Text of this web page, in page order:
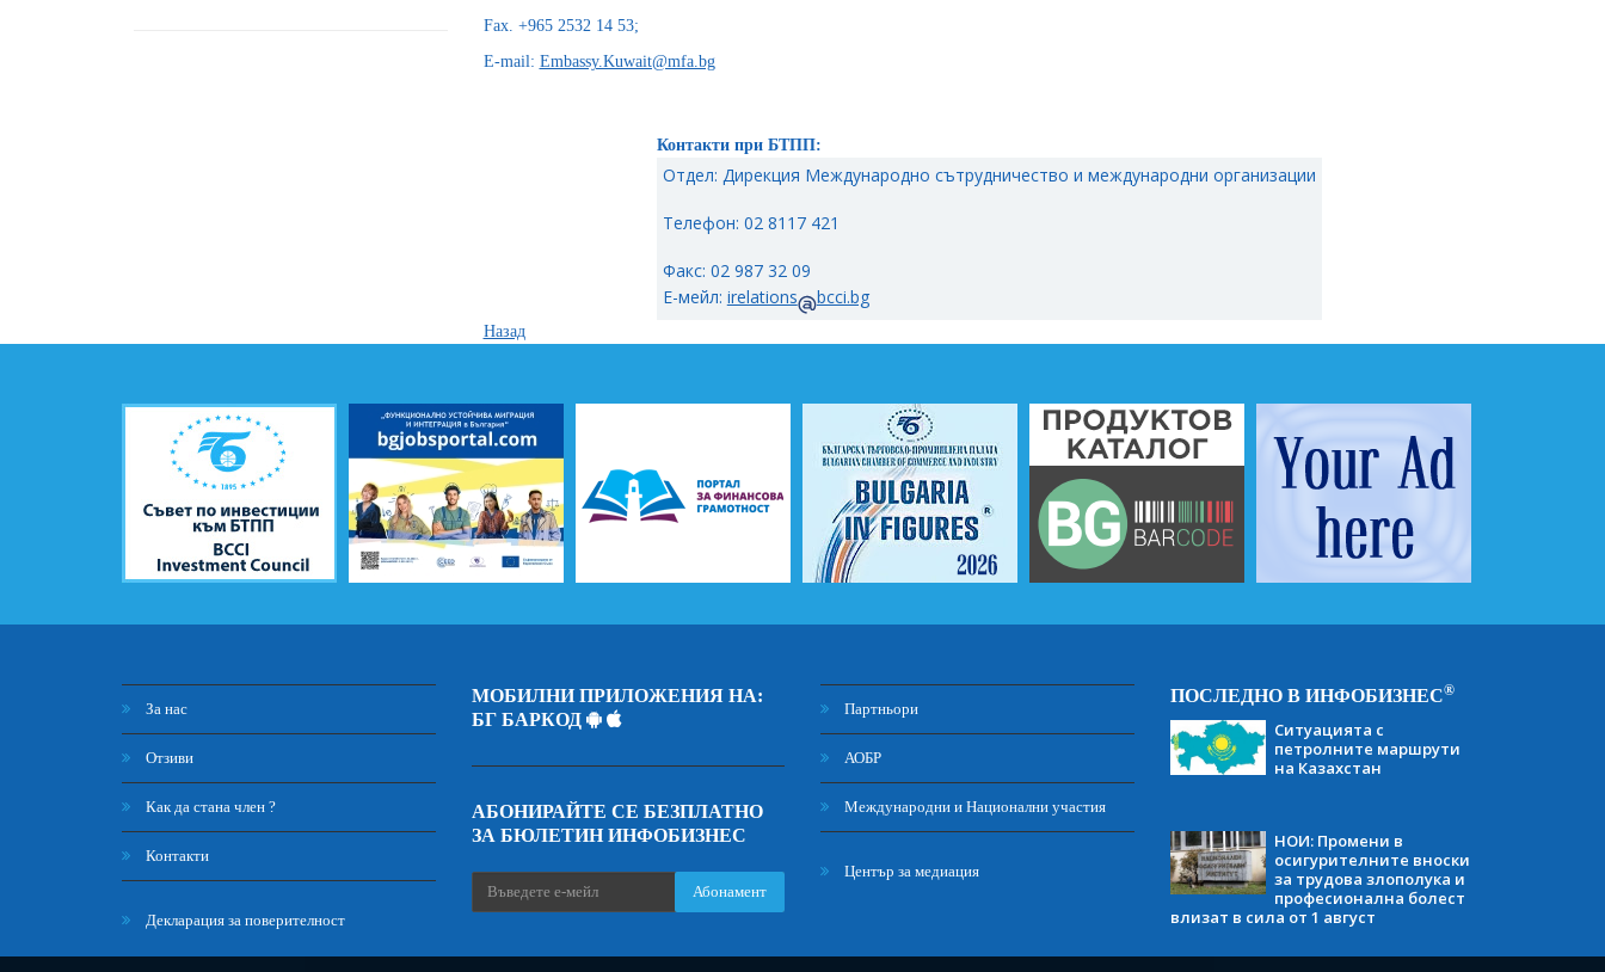
Fax. +965 2532 14 53;
E-mail: Embassy.Kuwait@mfa.bg
Контакти при БТПП:
Отдел: Дирекция Международно сътрудничество и международни организации
Телефон: 02 8117 421
Факс: 02 987 32 09
Е-мейл: irelations bcci.bg
Назад
За нас
Отзиви
Как да стана член ?
Контакти
Декларация за поверителност
МОБИЛНИ ПРИЛОЖЕНИЯ НА:
БГ БАРКОД
АБОНИРАЙТЕ СЕ БЕЗПЛАТНО
ЗА БЮЛЕТИН ИНФОБИЗНЕС
Абонамент
Партньори
АОБР
Международни и Национални участия
Център за медиация
ПОСЛЕДНО В ИНФОБИЗНЕС®
Ситуацията с
петролните маршрути
на Казахстан
НОИ: Промени в
осигурителните вноски
за трудова злополука и
професионална болест
влизат в сила от 1 август